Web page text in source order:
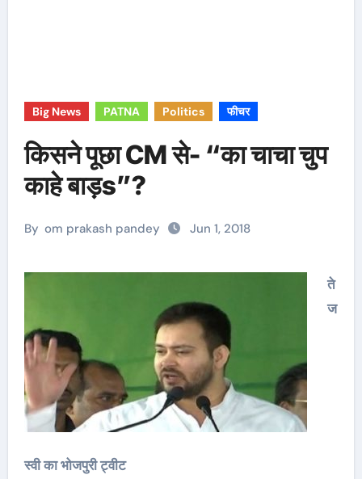
Big News PATNA Politics फीचर
किसने पूछा CM से- “का चाचा चुप
काहे बाड़s”?
By om prakash pandey Jun 1, 2018
ते
ज
स्वी का भोजपुरी ट्वीट